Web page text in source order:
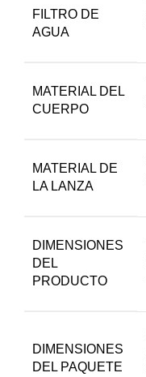
FILTRO DE
AGUA
MATERIAL DEL
CUERPO
MATERIAL DE
LA LANZA
DIMENSIONES
DEL
PRODUCTO
DIMENSIONES
DEL PAQUETE